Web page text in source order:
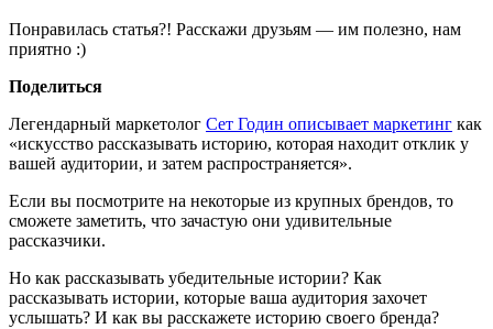
Понравилась статья?! Расскажи друзьям — им полезно, нам
приятно :)
Поделиться
Легендарный маркетолог Сет Годин описывает маркетинг как
«искусство рассказывать историю, которая находит отклик у
вашей аудитории, и затем распространяется».
Если вы посмотрите на некоторые из крупных брендов, то
сможете заметить, что зачастую они удивительные
рассказчики.
Но как рассказывать убедительные истории? Как
рассказывать истории, которые ваша аудитория захочет
услышать? И как вы расскажете историю своего бренда?